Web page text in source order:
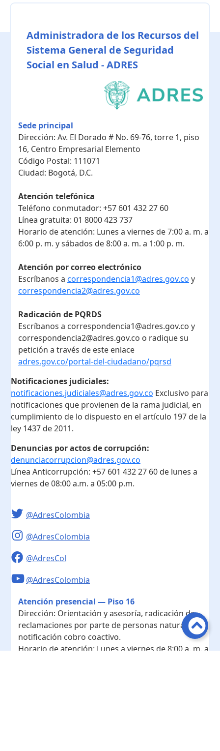
Administradora de los Recursos del
Sistema General de Seguridad
Social en Salud - ADRES
Sede principal
Dirección: Av. El Dorado # No. 69-76, torre 1, piso
16, Centro Empresarial Elemento
Código Postal: 111071
Ciudad: Bogotá, D.C.
Atención telefónica
Teléfono conmutador: +57 601 432 27 60
Línea gratuita: 01 8000 423 737
Horario de atención: Lunes a viernes de 7:00 a. m. a
6:00 p. m. y sábados de 8:00 a. m. a 1:00 p. m.
Atención por correo electrónico
Escríbanos a correspondencia1@adres.gov.co y
correspondencia2@adres.gov.co
Radicación de PQRDS
Escríbanos a correspondencia1@adres.gov.co y
correspondencia2@adres.gov.co o radique su
petición a través de este enlace
adres.gov.co/portal-del-ciudadano/pqrsd
Notificaciones judiciales:
notificaciones.judiciales@adres.gov.co Exclusivo para
notificaciones que provienen de la rama judicial, en
cumplimiento de lo dispuesto en el artículo 197 de la
ley 1437 de 2011.
Denuncias por actos de corrupción:
denunciacorrupcion@adres.gov.co
Línea Anticorrupción: +57 601 432 27 60 de lunes a
viernes de 08:00 a.m. a 05:00 p.m.
@AdresColombia
@AdresColombia
@AdresCol
@AdresColombia
Atención presencial — Piso 16
Dirección: Orientación y asesoría, radicación de
reclamaciones por parte de personas naturales y
notificación cobro coactivo.
Horario de atención: Lunes a viernes de 8:00 a. m. a